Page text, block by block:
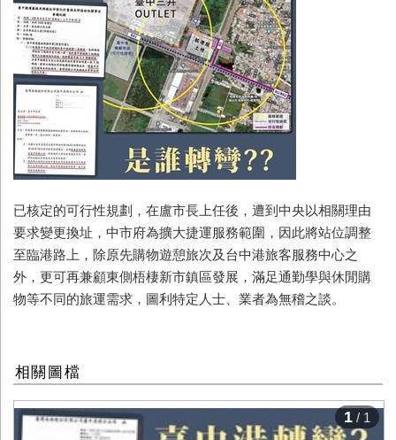
已核定的可行性規劃，在盧市長上任後，遭到中央以相關理由
要求變更換址，中市府為擴大捷運服務範圍，因此將站位調整
至臨港路上，除原先購物遊憩旅次及台中港旅客服務中心之
外，更可再兼顧東側梧棲新市鎮區發展，滿足通勤學與休閒購
物等不同的旅運需求，圖利特定人士、業者為無稽之談。
相關圖檔
1 / 1